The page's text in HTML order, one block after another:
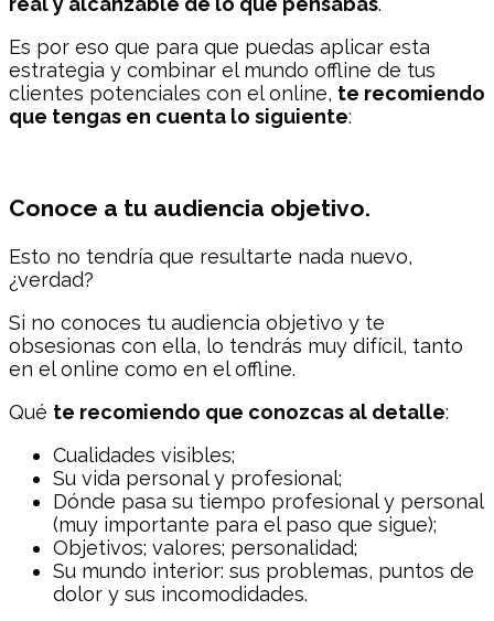
Es por eso que para que puedas aplicar esta
estrategia y combinar el mundo offline de tus
clientes potenciales con el online, te recomiendo
que tengas en cuenta lo siguiente:
Conoce a tu audiencia objetivo.
Esto no tendría que resultarte nada nuevo,
¿verdad?
Si no conoces tu audiencia objetivo y te
obsesionas con ella, lo tendrás muy difícil, tanto
en el online como en el offline.
Qué te recomiendo que conozcas al detalle:
Cualidades visibles;
Su vida personal y profesional;
Dónde pasa su tiempo profesional y personal
(muy importante para el paso que sigue);
Objetivos; valores; personalidad;
Su mundo interior: sus problemas, puntos de
dolor y sus incomodidades.